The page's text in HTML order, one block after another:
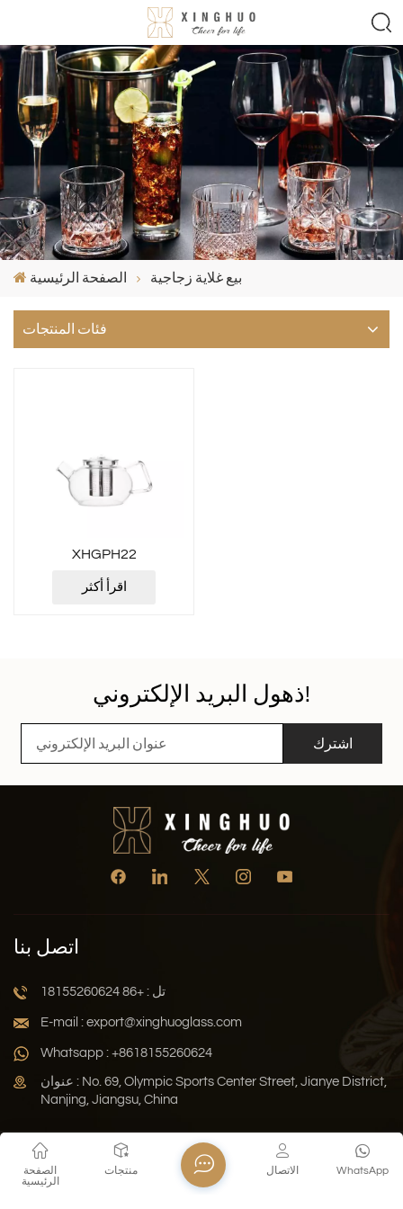
الصفحة الرئيسية بيع غلاية زجاجية
فئات المنتجات
XHGPH22
اقرأ أكثر
ذهول البريد الإلكتروني!
اشترك
اتصل بنا
تل : +86 18155260624
E-mail : export@xinghuoglass.com
Whatsapp : +8618155260624
عنوان : No. 69, Olympic Sports Center Street, Jianye District,
Nanjing, Jiangsu, China
Xml سياسة الخصوصية المدونة
خريطة الموقع
حقوق النشر © 2026 Jiangsu Xinghuo Technology Co., Ltd. جميع
الصفحة
الرئيسية
منتجات WhatsApp الاتصال